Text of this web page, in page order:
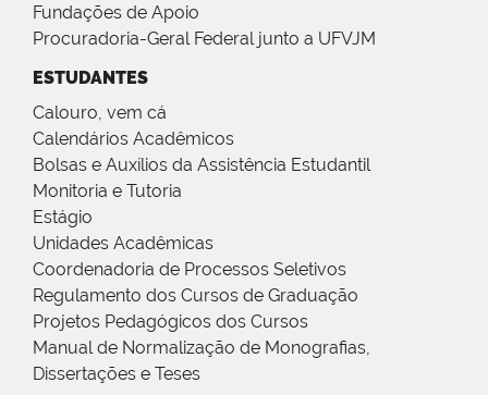
Fundações de Apoio
Procuradoria-Geral Federal junto a UFVJM
ESTUDANTES
Calouro, vem cá
Calendários Acadêmicos
Bolsas e Auxílios da Assistência Estudantil
Monitoria e Tutoria
Estágio
Unidades Acadêmicas
Coordenadoria de Processos Seletivos
Regulamento dos Cursos de Graduação
Projetos Pedagógicos dos Cursos
Manual de Normalização de Monografias,
Dissertações e Teses